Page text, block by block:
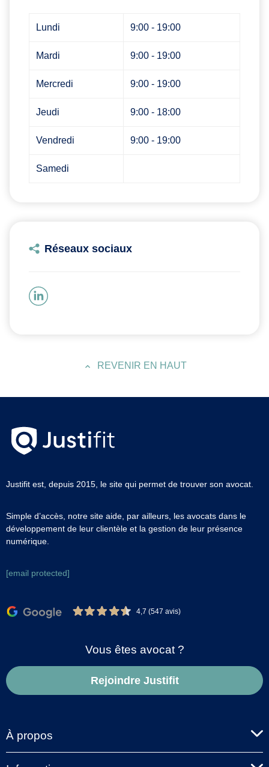
Lundi 9:00 - 19:00
Mardi 9:00 - 19:00
Mercredi 9:00 - 19:00
Jeudi 9:00 - 18:00
Vendredi 9:00 - 19:00
Samedi
Réseaux sociaux
REVENIR EN HAUT
Justifit est, depuis 2015, le site qui permet de trouver son avocat.
Simple d’accès, notre site aide, par ailleurs, les avocats dans le
développement de leur clientèle et la gestion de leur présence
numérique.
[email protected]
4,7 (547 avis)
Vous êtes avocat ?
Rejoindre Justifit
À propos